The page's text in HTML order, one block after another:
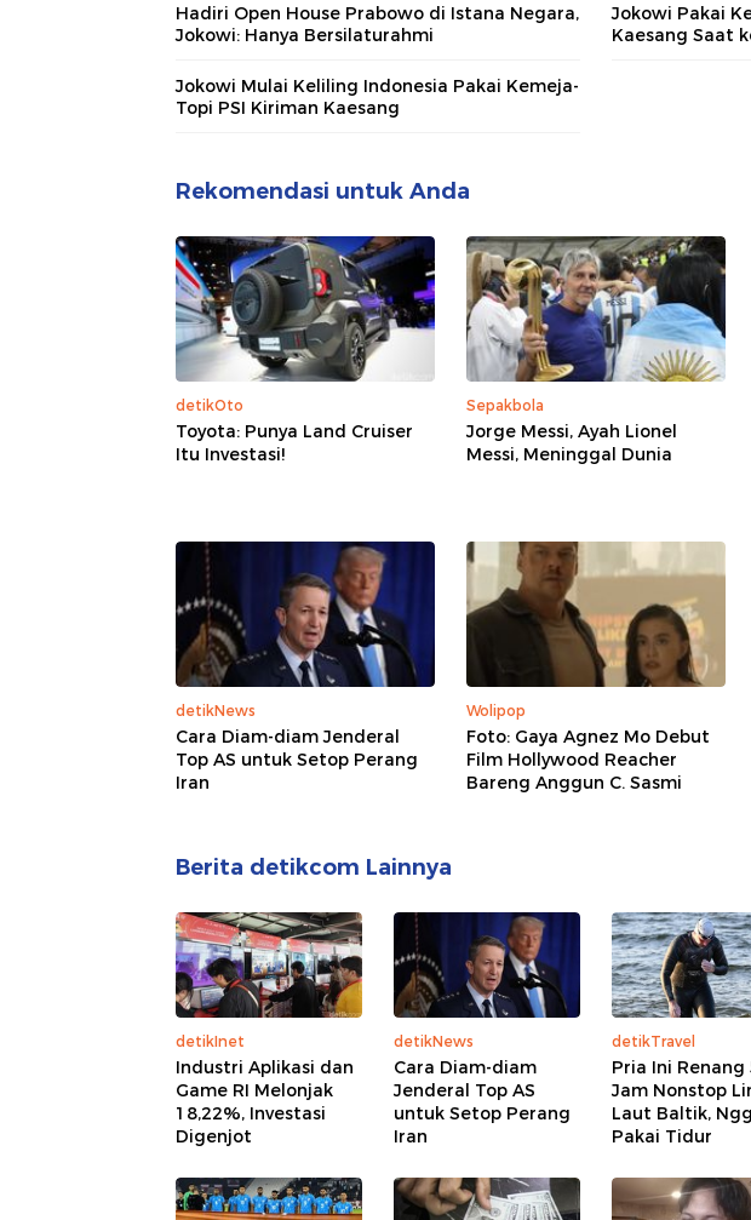
Hadiri Open House Prabowo di Istana Negara,
Jokowi: Hanya Bersilaturahmi
Jokowi Pakai
Kaesang Saat
Jokowi Mulai Keliling Indonesia Pakai Kemeja-
Topi PSI Kiriman Kaesang
Rekomendasi untuk Anda
detikOto
Toyota: Punya Land Cruiser
Itu Investasi!
Sepakbola
Jorge Messi, Ayah Lionel
Messi, Meninggal Dunia
detikNews
Cara Diam-diam Jenderal
Top AS untuk Setop Perang
Iran
Wolipop
Foto: Gaya Agnez Mo Debut
Film Hollywood Reacher
Bareng Anggun C. Sasmi
Berita detikcom Lainnya
detikInet
Industri Aplikasi dan
Game RI Melonjak
18,22%, Investasi
Digenjot
detikNews
Cara Diam-diam
Jenderal Top AS
untuk Setop Perang
Iran
detikTravel
Pria Ini Renang
Jam Nonstop
Laut Baltik,
Pakai Tidur